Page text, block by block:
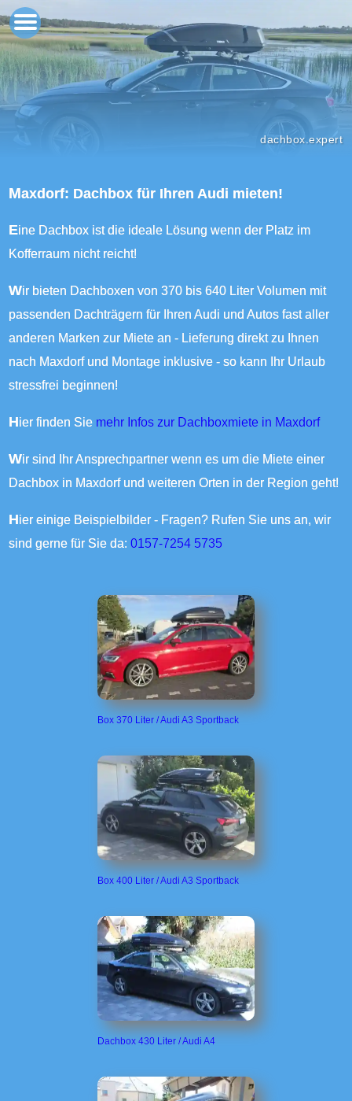
dachbox.expert
Maxdorf: Dachbox für Ihren Audi mieten!
Eine Dachbox ist die ideale Lösung wenn der Platz im
Kofferraum nicht reicht!
Wir bieten Dachboxen von 370 bis 640 Liter Volumen mit
passenden Dachträgern für Ihren Audi und Autos fast aller
anderen Marken zur Miete an - Lieferung direkt zu Ihnen
nach Maxdorf und Montage inklusive - so kann Ihr Urlaub
stressfrei beginnen!
Hier finden Sie mehr Infos zur Dachboxmiete in Maxdorf
Wir sind Ihr Ansprechpartner wenn es um die Miete einer
Dachbox in Maxdorf und weiteren Orten in der Region geht!
Hier einige Beispielbilder - Fragen? Rufen Sie uns an, wir
sind gerne für Sie da:0157-7254 5735
Box 370 Liter / Audi A3 Sportback
Box 400 Liter / Audi A3 Sportback
Dachbox 430 Liter / Audi A4